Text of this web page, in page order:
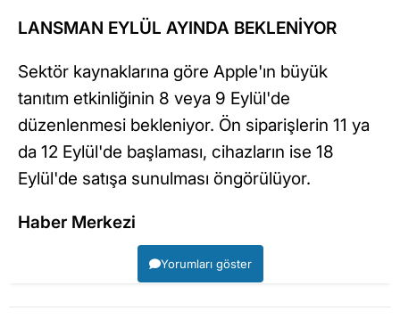
LANSMAN EYLÜL AYINDA BEKLENİYOR
Sektör kaynaklarına göre Apple'ın büyük
tanıtım etkinliğinin 8 veya 9 Eylül'de
düzenlenmesi bekleniyor. Ön siparişlerin 11 ya
da 12 Eylül'de başlaması, cihazların ise 18
Eylül'de satışa sunulması öngörülüyor.
Haber Merkezi
Yorumları göster